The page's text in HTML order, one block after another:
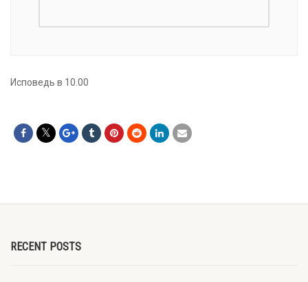
Исповедь в 10.00
RECENT POSTS